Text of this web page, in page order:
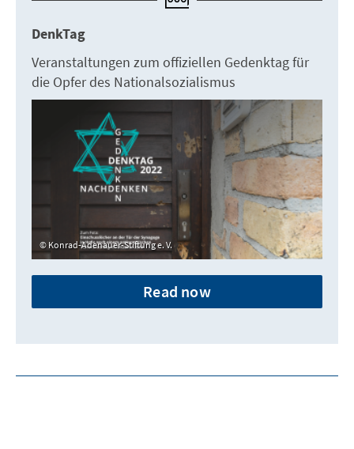
DenkTag
Veranstaltungen zum offiziellen Gedenktag für
die Opfer des Nationalsozialismus
Konrad-Adenauer-Stiftung e. V.
Read now